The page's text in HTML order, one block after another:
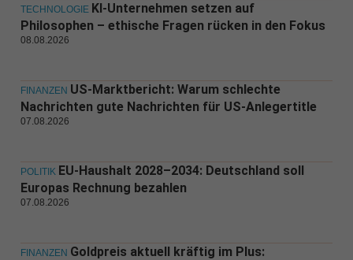
TECHNOLOGIE KI-Unternehmen setzen auf
Philosophen – ethische Fragen rücken in den Fokus
08.08.2026
FINANZEN US-Marktbericht: Warum schlechte
Nachrichten gute Nachrichten für US-Anlegertitle
07.08.2026
POLITIK EU-Haushalt 2028–2034: Deutschland soll
Europas Rechnung bezahlen
07.08.2026
FINANZEN Goldpreis aktuell kräftig im Plus: